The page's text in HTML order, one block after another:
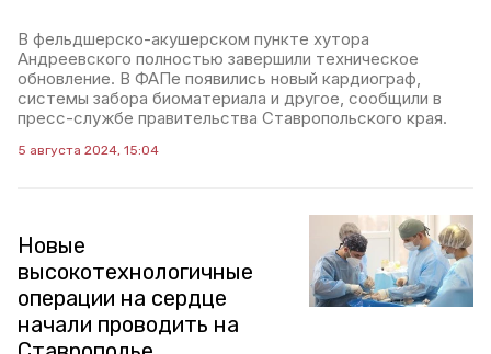
В фельдшерско-акушерском пункте хутора
Андреевского полностью завершили техническое
обновление. В ФАПе появились новый кардиограф,
системы забора биоматериала и другое, сообщили в
пресс-службе правительства Ставропольского края.
5 августа 2024, 15:04
Новые
высокотехнологичные
операции на сердце
начали проводить на